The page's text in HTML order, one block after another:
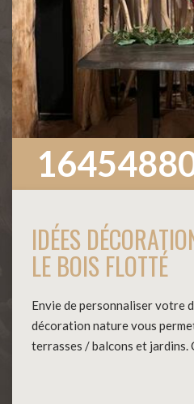
IDÉES
LE BOIS FLOTTÉ
Envie de personnaliser votre
décoration nature vous
terrasses / balcons et jardins.